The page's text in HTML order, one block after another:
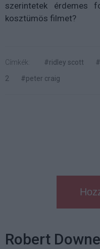
szerintetek érdemes
kosztümös filmet?
Címkék: #ridley scott
2
#peter craig
Robert